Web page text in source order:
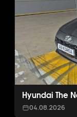
Hyundai The
04.08.2026